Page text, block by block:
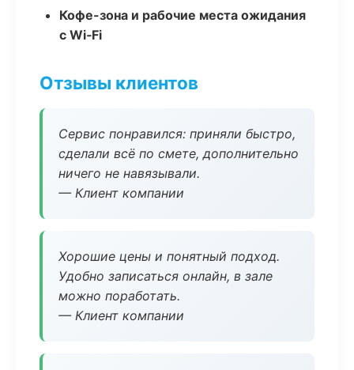
Кофе-зона и рабочие места ожидания
с Wi‑Fi
Отзывы клиентов
Сервис понравился: приняли быстро,
сделали всё по смете, дополнительно
ничего не навязывали.
— Клиент компании
Хорошие цены и понятный подход.
Удобно записаться онлайн, в зале
можно поработать.
— Клиент компании